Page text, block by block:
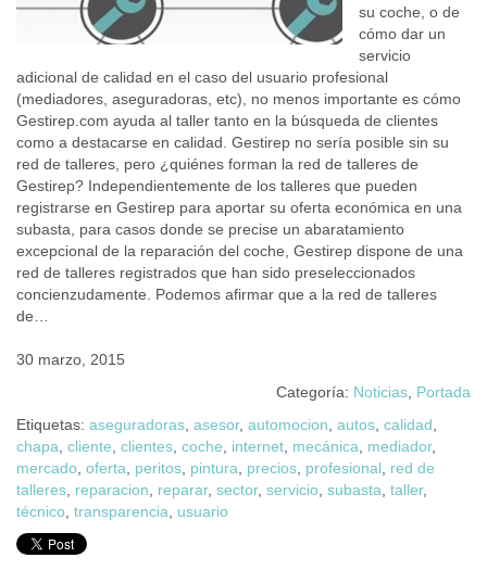
su coche, o de
cómo dar un
servicio
adicional de calidad en el caso del usuario profesional
(mediadores, aseguradoras, etc), no menos importante es cómo
Gestirep.com ayuda al taller tanto en la búsqueda de clientes
como a destacarse en calidad. Gestirep no sería posible sin su
red de talleres, pero ¿quiénes forman la red de talleres de
Gestirep? Independientemente de los talleres que pueden
registrarse en Gestirep para aportar su oferta económica en una
subasta, para casos donde se precise un abaratamiento
excepcional de la reparación del coche, Gestirep dispone de una
red de talleres registrados que han sido preseleccionados
concienzudamente. Podemos afirmar que a la red de talleres
de…
30 marzo, 2015
Categoría: Noticias Portada
Etiquetas: aseguradoras asesor, automocion autos calidad
chapa cliente clientes coche internet mecánica mediador,
mercado oferta peritos pintura precios profesional red de
talleres reparacion reparar, sector, servicio subasta taller,
técnico transparencia usuario